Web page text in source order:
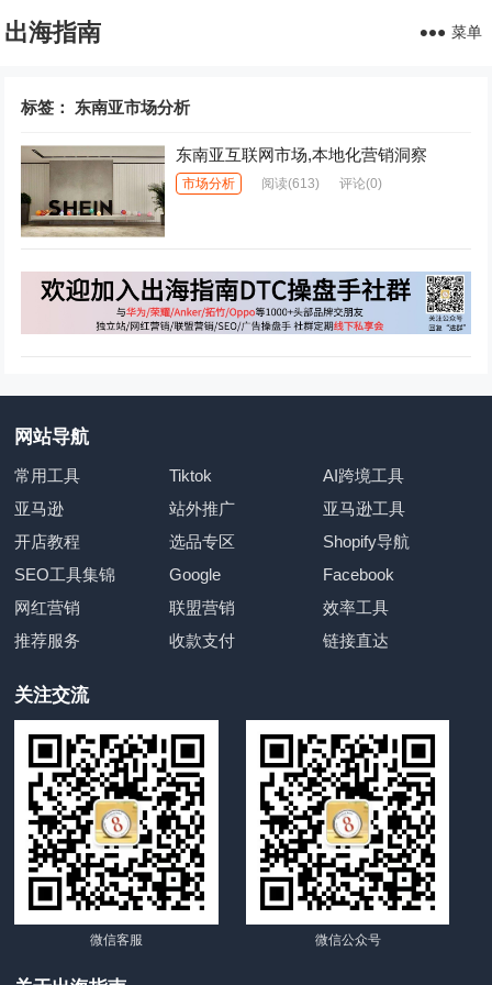
出海指南 菜单
标签： 东南亚市场分析
东南亚互联网市场,本地化营销洞察
市场分析 阅读(613) 评论(0)
网站导航
常用工具 Tiktok
AI跨境工具
亚马逊
站外推广
亚马逊工具
开店教程
选品专区
Shopify导航
SEO工具集锦
Google
Facebook
网红营销
联盟营销
效率工具
推荐服务
收款支付 链接直达
关注交流
微信客服 微信公众号